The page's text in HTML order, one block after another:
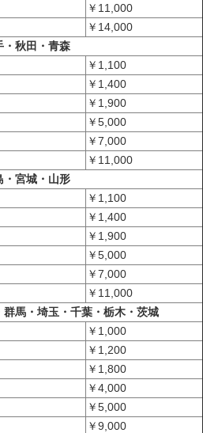
￥11,000
￥14,000
・秋田・青森
￥1,100
￥1,400
￥1,900
￥5,000
￥7,000
￥11,000
・宮城・山形
￥1,100
￥1,400
￥1,900
￥5,000
￥7,000
￥11,000
馬・埼玉・千葉・栃木・茨城
￥1,000
￥1,200
￥1,800
￥4,000
￥5,000
￥9,000